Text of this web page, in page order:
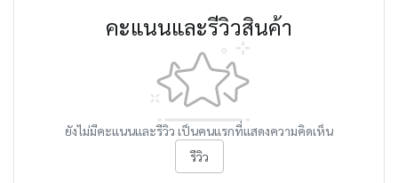
คะแนนและรีวิวสินค้า
ยังไม่มีคะแนนและรีวิว เป็นคนแรกที่แสดงความคิดเห็น
รีวิว